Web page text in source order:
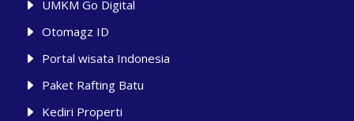
UMKM Go Digital
Otomagz ID
Portal wisata Indonesia
Paket Rafting Batu
Kediri Properti